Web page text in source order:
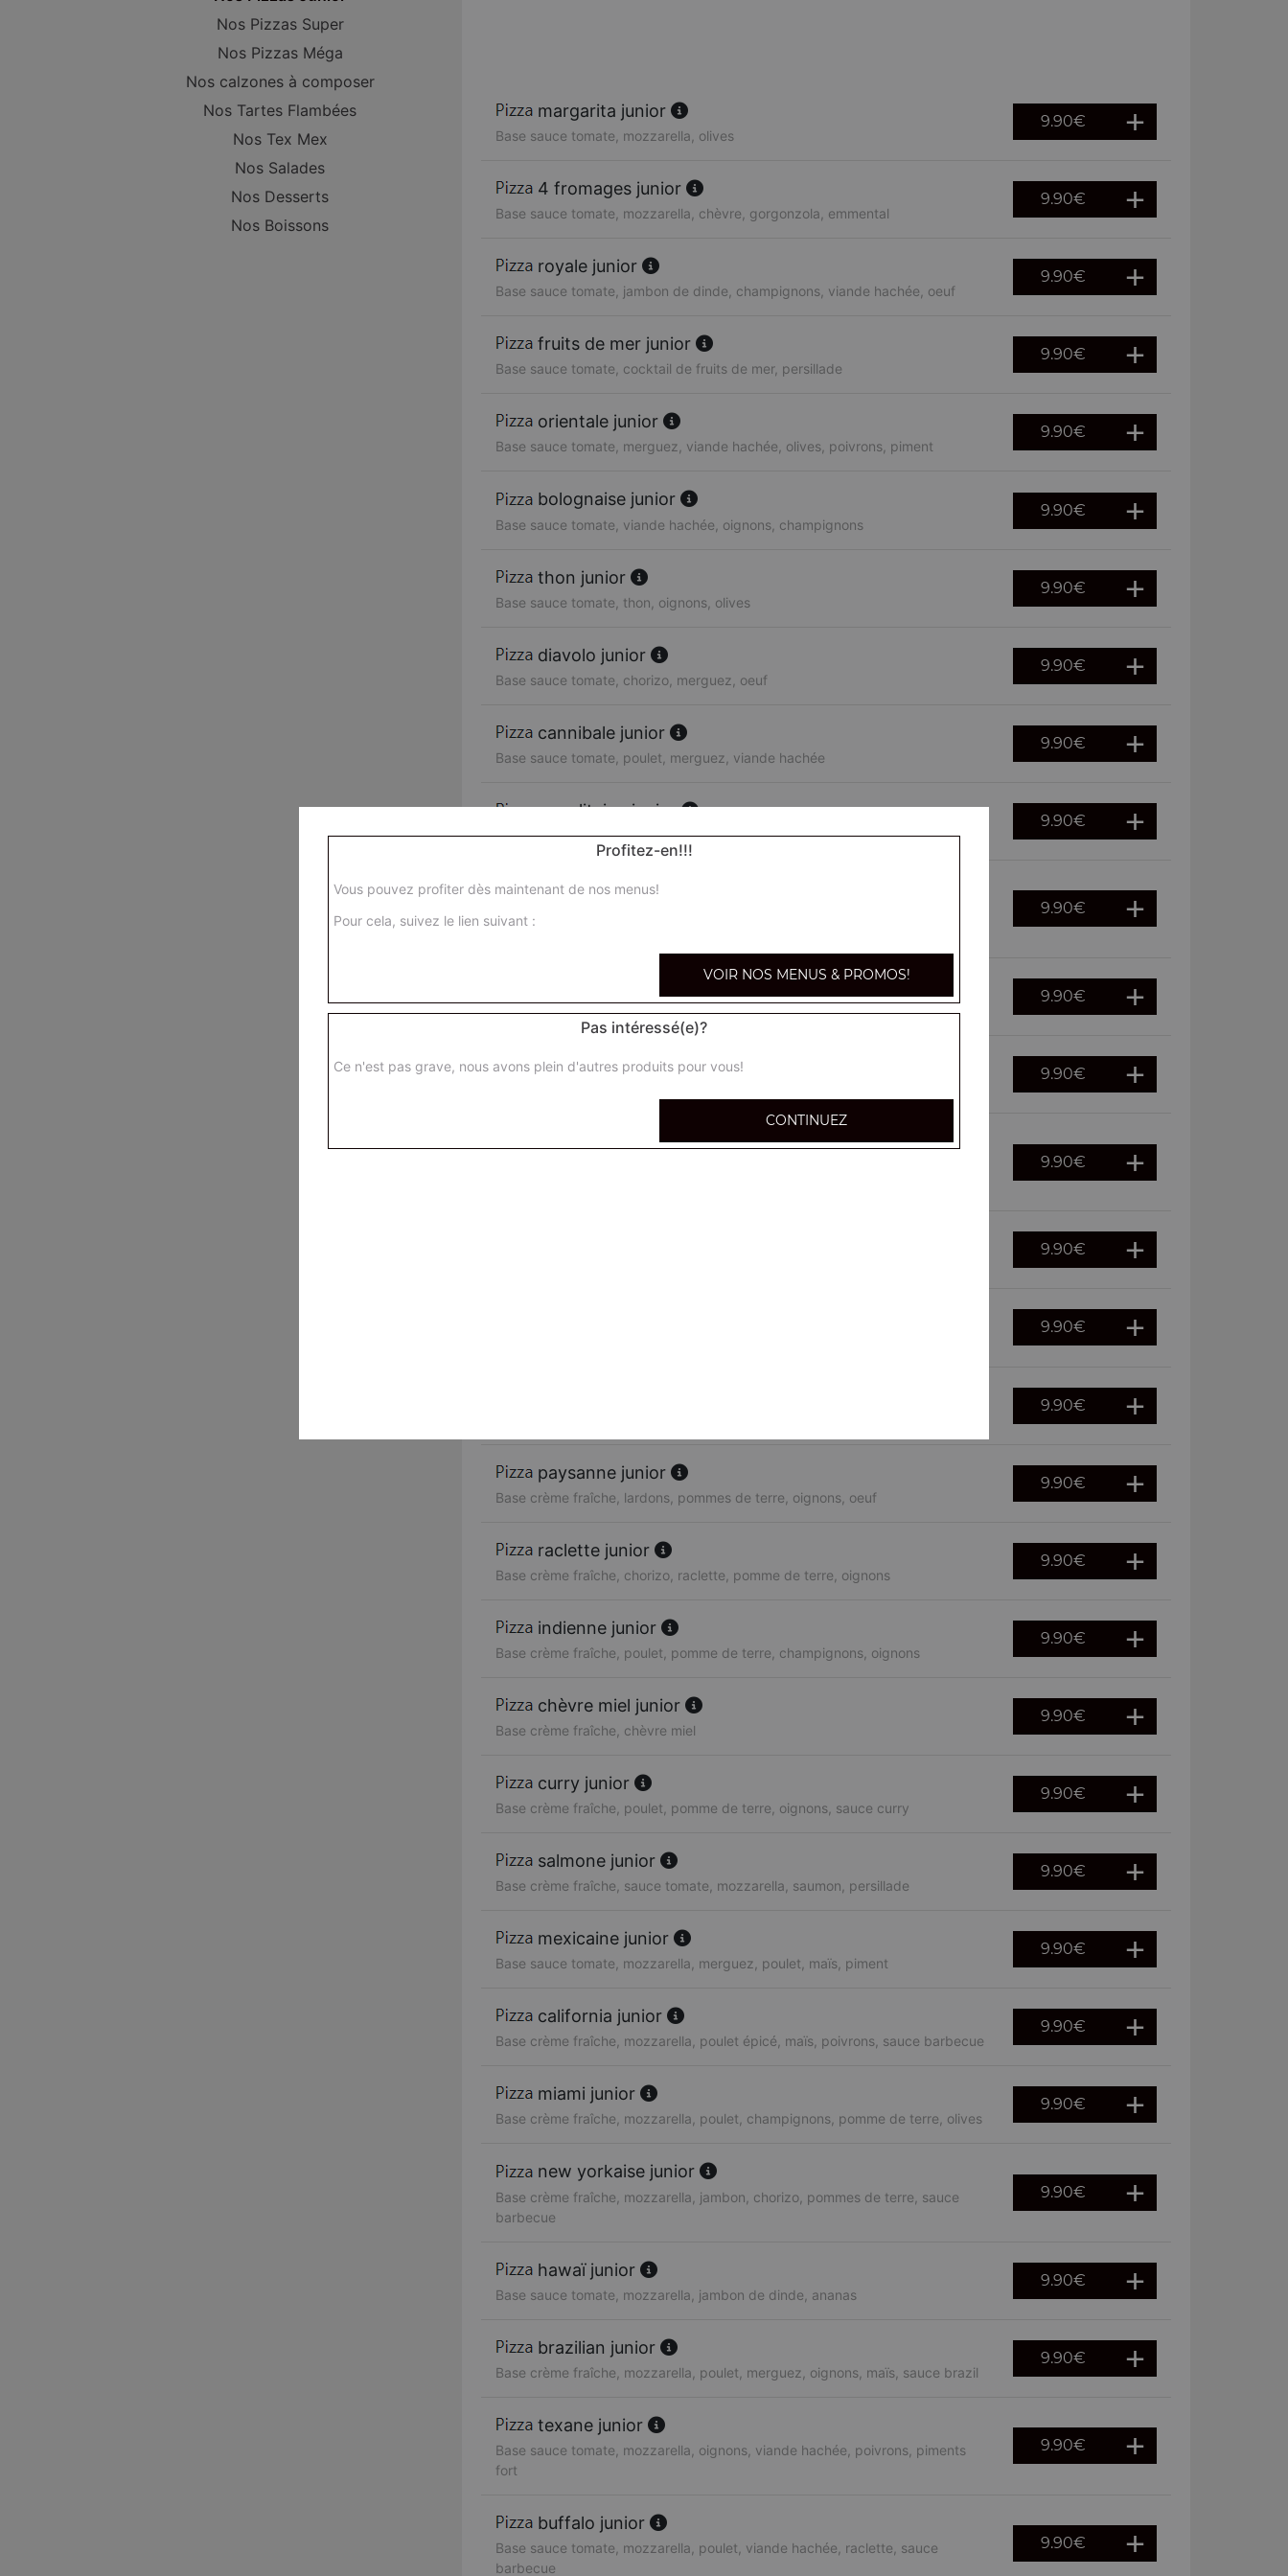
Nos Pizzas Super
Nos Pizzas Méga
Nos calzones à composer
Nos Tartes Flambées
Nos Tex Mex
Nos Salades
Nos Desserts
Nos Boissons
margarita junior
Base sauce tomate, mozzarella, olives
9.90€
4 fromages junior
Base sauce tomate, mozzarella, chèvre, gorgonzola, emmental
9.90€
royale junior
Base sauce tomate, jambon de dinde, champignons, viande hachée, oeuf
9.90€
fruits de mer junior
Base sauce tomate, cocktail de fruits de mer, persillade
9.90€
orientale junior
Base sauce tomate, merguez, viande hachée, olives, poivrons, piment
9.90€
bolognaise junior
Base sauce tomate, viande hachée, oignons, champignons
9.90€
thon junior
Base sauce tomate, thon, oignons, olives
9.90€
diavolo junior
Base sauce tomate, chorizo, merguez, oeuf
9.90€
cannibale junior
Base sauce tomate, poulet, merguez, viande hachée
9.90€
napolitaine junior
Base sauce tomate, anchois, olives
9.90€
4 saisons junior
Base sauce tomate, tomates cerises, poivrons, maïs, olives, oignons,
9.90€
Base sauce tomate, poulet, merguez, oignons, sauce samouraï
9.90€
spania junior
9.90€
9.90€
9.90€
9.90€
9.90€
paysanne junior
Base crème fraîche, lardons, pommes de terre, oignons, oeuf
9.90€
raclette junior
Base crème fraîche, chorizo, raclette, pomme de terre, oignons
9.90€
indienne junior
Base crème fraîche, poulet, pomme de terre, champignons, oignons
9.90€
chèvre miel junior
Base crème fraîche, chèvre miel
9.90€
curry junior
Base crème fraîche, poulet, pomme de terre, oignons, sauce curry
9.90€
salmone junior
Base crème fraîche, sauce tomate, mozzarella, saumon, persillade
9.90€
mexicaine junior
Base sauce tomate, mozzarella, merguez, poulet, maïs, piment
9.90€
california junior
Base crème fraîche, mozzarella, poulet épicé, maïs, poivrons, sauce barbecue
9.90€
miami junior
Base crème fraîche, mozzarella, poulet, champignons, pomme de terre, olives
9.90€
new yorkaise junior
Base crème fraîche, mozzarella, jambon, chorizo, pommes de terre, sauce
barbecue
9.90€
hawaï junior
Base sauce tomate, mozzarella, jambon de dinde, ananas
9.90€
brazilian junior
Base crème fraîche, mozzarella, poulet, merguez, oignons, maïs, sauce brazil
9.90€
texane junior
Base sauce tomate, mozzarella, oignons, viande hachée, poivrons, piments
fort
9.90€
buffalo junior
Base sauce tomate, mozzarella, poulet, viande hachée, raclette, sauce
barbecue
9.90€
Profitez-en!!!
Vous pouvez profiter dès maintenant de nos menus!
Pour cela, suivez le lien suivant :
VOIR NOS MENUS & PROMOS!
Pas intéressé(e)?
Ce n'est pas grave, nous avons plein d'autres produits pour vous!
CONTINUEZ